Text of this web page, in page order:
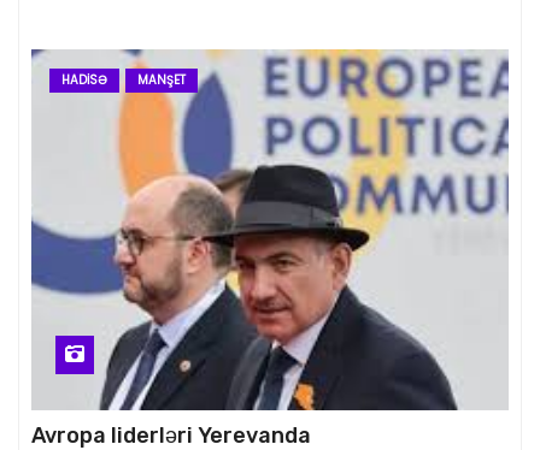
HADISƏ MANŞET
Avropa liderləri Yerevanda